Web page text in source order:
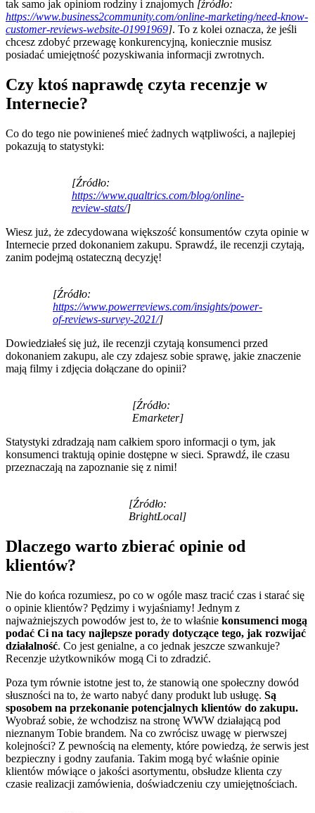
tak samo jak opiniom rodziny i znajomych [źródło:
https://www.business2community.com/online-marketing/need-know-
customer-reviews-website-01991969]. To z kolei oznacza, że jeśli
chcesz zdobyć przewagę konkurencyjną, koniecznie musisz
posiadać umiejętność pozyskiwania informacji zwrotnych.
Czy ktoś naprawdę czyta recenzje w
Internecie?
Co do tego nie powinieneś mieć żadnych wątpliwości, a najlepiej
pokazują to statystyki:
[Źródło:
https://www.qualtrics.com/blog/online-
review-stats/]
Wiesz już, że zdecydowana większość konsumentów czyta opinie w
Internecie przed dokonaniem zakupu. Sprawdź, ile recenzji czytają,
zanim podejmą ostateczną decyzję!
[Źródło:
https://www.powerreviews.com/insights/power-
of-reviews-survey-2021/]
Dowiedziałeś się już, ile recenzji czytają konsumenci przed
dokonaniem zakupu, ale czy zdajesz sobie sprawę, jakie znaczenie
mają filmy i zdjęcia dołączane do opinii?
[Źródło:
Emarketer]
Statystyki zdradzają nam całkiem sporo informacji o tym, jak
konsumenci traktują opinie dostępne w sieci. Sprawdź, ile czasu
przeznaczają na zapoznanie się z nimi!
[Źródło:
BrightLocal]
Dlaczego warto zbierać opinie od
klientów?
Nie do końca rozumiesz, po co w ogóle masz tracić czas i starać się
o opinie klientów? Pędzimy i wyjaśniamy! Jednym z
najważniejszych powodów jest to, że to właśnie konsumenci mogą
podać Ci na tacy najlepsze porady dotyczące tego, jak rozwijać
działalność. Co jest genialne, a co jednak jeszcze szwankuje?
Recenzje użytkowników mogą Ci to zdradzić.
Poza tym równie istotne jest to, że stanowią one społeczny dowód
słuszności na to, że warto nabyć dany produkt lub usługę. Są
sposobem na przekonanie potencjalnych klientów do zakupu.
Wyobraź sobie, że wchodzisz na stronę WWW działającą pod
nieznanym Tobie brandem. Na co zwrócisz uwagę w pierwszej
kolejności? Z pewnością na elementy, które powiedzą, że serwis jest
bezpieczny i godny zaufania. Takim mogą być właśnie opinie
klientów mówiące o jakości asortymentu, obsłudze klienta czy
czasie realizacji zamówienia, doświadczeniu czy umiejętnościach.